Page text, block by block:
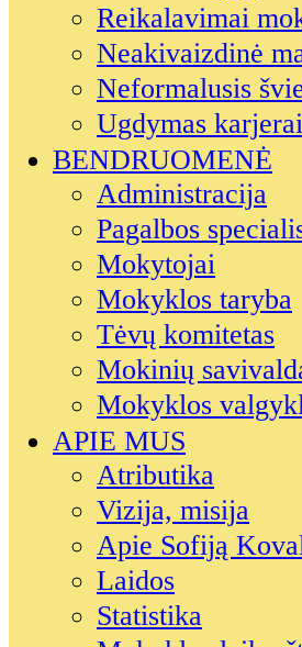
Reikalavimai
Neakivaizdinė
Neformalusis
Ugdymas karjerai
BENDRUOMENĖ
Administracija
Pagalbos
Mokytojai
Mokyklos taryba
Tėvų komitetas
Mokinių
Mokyklos
APIE MUS
Atributika
Vizija, misija
Apie Sofiją
Laidos
Statistika